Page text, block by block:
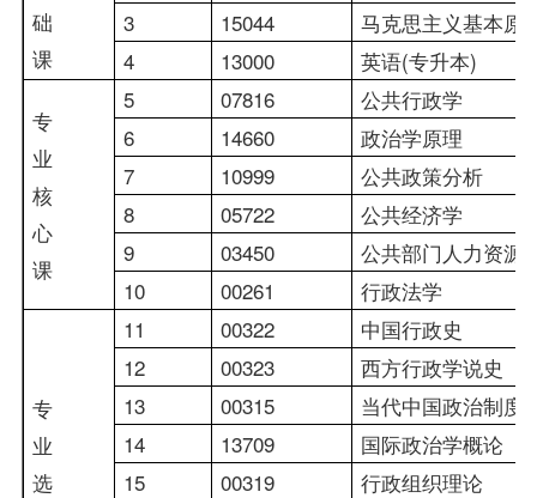
础
课
3
15044
马克思主义基本原
4
13000
英语(专升本)
专
业
核
心
课
5 07816
公共行政学
6
14660
政治学原理
7
10999
公共政策分析
8
05722
公共经济学
9
03450
公共部门人力资源
10
00261 行政法学
专
业
选
11 00322
中国行政史
12
00323
西方行政学说史
13
00315
当代中国政治制度
14
13709
国际政治学概论
15
00319
行政组织理论